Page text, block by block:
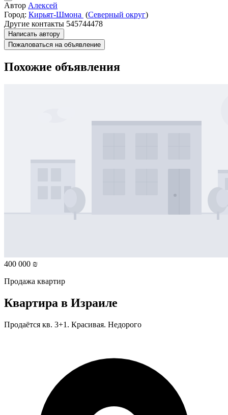
Автор Алексей
Город: Кирьят-Шмона (Северный округ)
Другие контакты 545744478
Написать автору
Пожаловаться на объявление
Похожие объявления
400 000 ₪
Продажа квартир
Квартира в Израиле
Продаётся кв. 3+1. Красивая. Недорого